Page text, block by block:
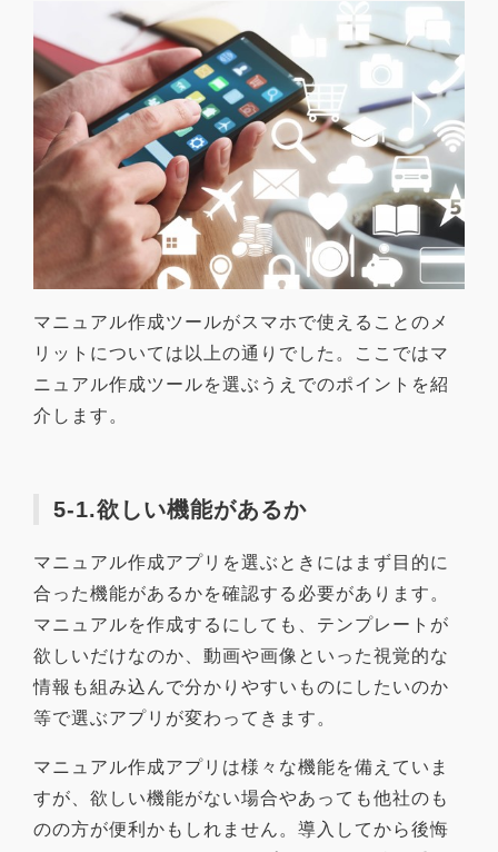
マニュアル作成ツールがスマホで使えることのメ
リットについては以上の通りでした。ここではマ
ニュアル作成ツールを選ぶうえでのポイントを紹
介します。
5-1.欲しい機能があるか
マニュアル作成アプリを選ぶときにはまず目的に
合った機能があるかを確認する必要があります。
マニュアルを作成するにしても、テンプレートが
欲しいだけなのか、動画や画像といった視覚的な
情報も組み込んで分かりやすいものにしたいのか
等で選ぶアプリが変わってきます。
マニュアル作成アプリは様々な機能を備えていま
すが、欲しい機能がない場合やあっても他社のも
のの方が便利かもしれません。導入してから後悔